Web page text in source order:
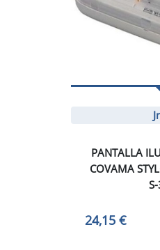
PANTALLA
COVAMA
24,15 €